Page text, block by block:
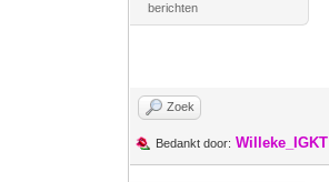
berichten
Zoek
Bedankt door: Willeke_IGKT